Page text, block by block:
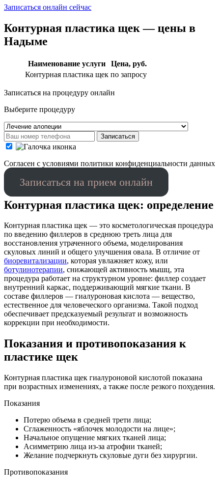
Записаться онлайн сейчас
Контурная пластика щек — цены в
Надыме
Наименование услуги
Цена, руб.
Контурная пластика щек по запросу
Записаться на процедуру онлайн
Выберите процедуру
Записаться
Cогласен с условиями политики конфиденциальности данных
Записаться на прием онлайн
Контурная пластика щек: определение
Контурная пластика щек — это косметологическая процедура
по введению филлеров в среднюю треть лица для
восстановления утраченного объема, моделирования
скуловых линий и общего улучшения овала. В отличие от
биоревитализации, которая увлажняет кожу, или
ботулинотерапии, снижающей активность мышц, эта
процедура работает на структурном уровне: филлер создает
внутренний каркас, поддерживающий мягкие ткани. В
составе филлеров — гиалуроновая кислота — вещество,
естественное для человеческого организма. Такой подход
обеспечивает предсказуемый результат и возможность
коррекции при необходимости.
Показания и противопоказания к
пластике щек
Контурная пластика щек гиалуроновой кислотой показана
при возрастных изменениях, а также после резкого похудения.
Показания
Потерю объема в средней трети лица;
Сглаженность «яблочек молодости на лице»;
Начальное опущение мягких тканей лица;
Асимметрию лица из-за атрофии тканей;
Желание подчеркнуть скуловые дуги без хирургии.
Противопоказания